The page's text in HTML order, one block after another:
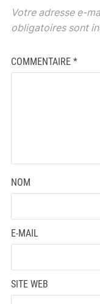
Votre adresse e-
obligatoires sont
COMMENTAIRE *
NOM
E-MAIL
SITE WEB